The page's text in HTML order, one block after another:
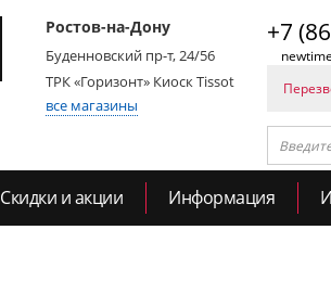
Ростов-на-Дону
Буденновский пр-т, 24/56
ТРК «Горизонт» Киоск Tissot
все магазины
+7
Скидки и акции Информация